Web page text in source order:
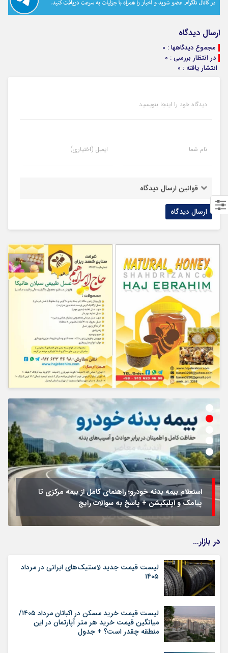
ارسال دیدگاه
مجموع دیدگاهها : 0
در انتظار بررسی : 0
انتشار یافته : 0
دیدگاه خود را اینجا بنویسید
نام شما ایمیل (اختیاری)
قوانین ارسال دیدگاه
جزئیات فعال‌سازی «کیف پول ایران» اعلام شد
در بازار…
لیست قیمت جدید لاستیک‌های ایرانی در مرداد
۱۴۰۵
لیست قیمت خرید مسکن در اکباتان مرداد ۱۴۰۵/
میانگین قیمت خرید هر متر آپارتمان در این
منطقه چقدر است؟ + جدول